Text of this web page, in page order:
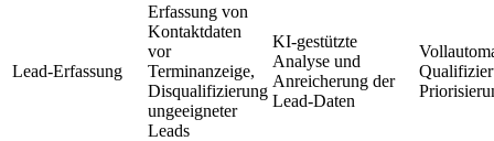
Lead-Erfassung
Erfassung von
Kontaktdaten
vor
Terminanzeige,
Disqualifizierung
ungeeigneter
Leads
KI-gestützte
Analyse und
Anreicherung der
Lead-Daten